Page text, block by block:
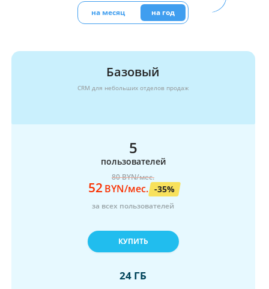
ВХОД
на месяц на год
Базовый
CRM для небольших отделов продаж
5
пользователей
80BYN/мес.
52 BYN/мес. -35%
за всех пользователей
КУПИТЬ
24 ГБ